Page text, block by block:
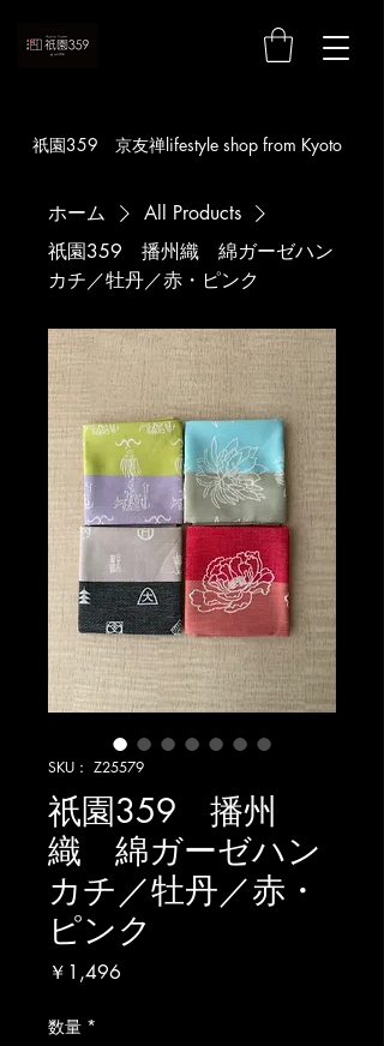
​祇園359 京友禅lifestyle shop from Kyoto
ホーム
All Products
祇園359 播州織 綿ガーゼハン
カチ／牡丹／赤・ピンク
SKU： Z25579
祇園359 播州
織 綿ガーゼハン
カチ／牡丹／赤・
ピンク
￥1,496
数量 *